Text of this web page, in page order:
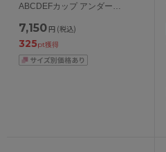
ABCDEFカップ アンダー
7,150 円 (税込)
325pt獲得